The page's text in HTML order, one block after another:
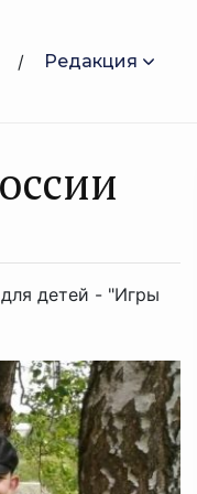
Редакция
детей - "Игры